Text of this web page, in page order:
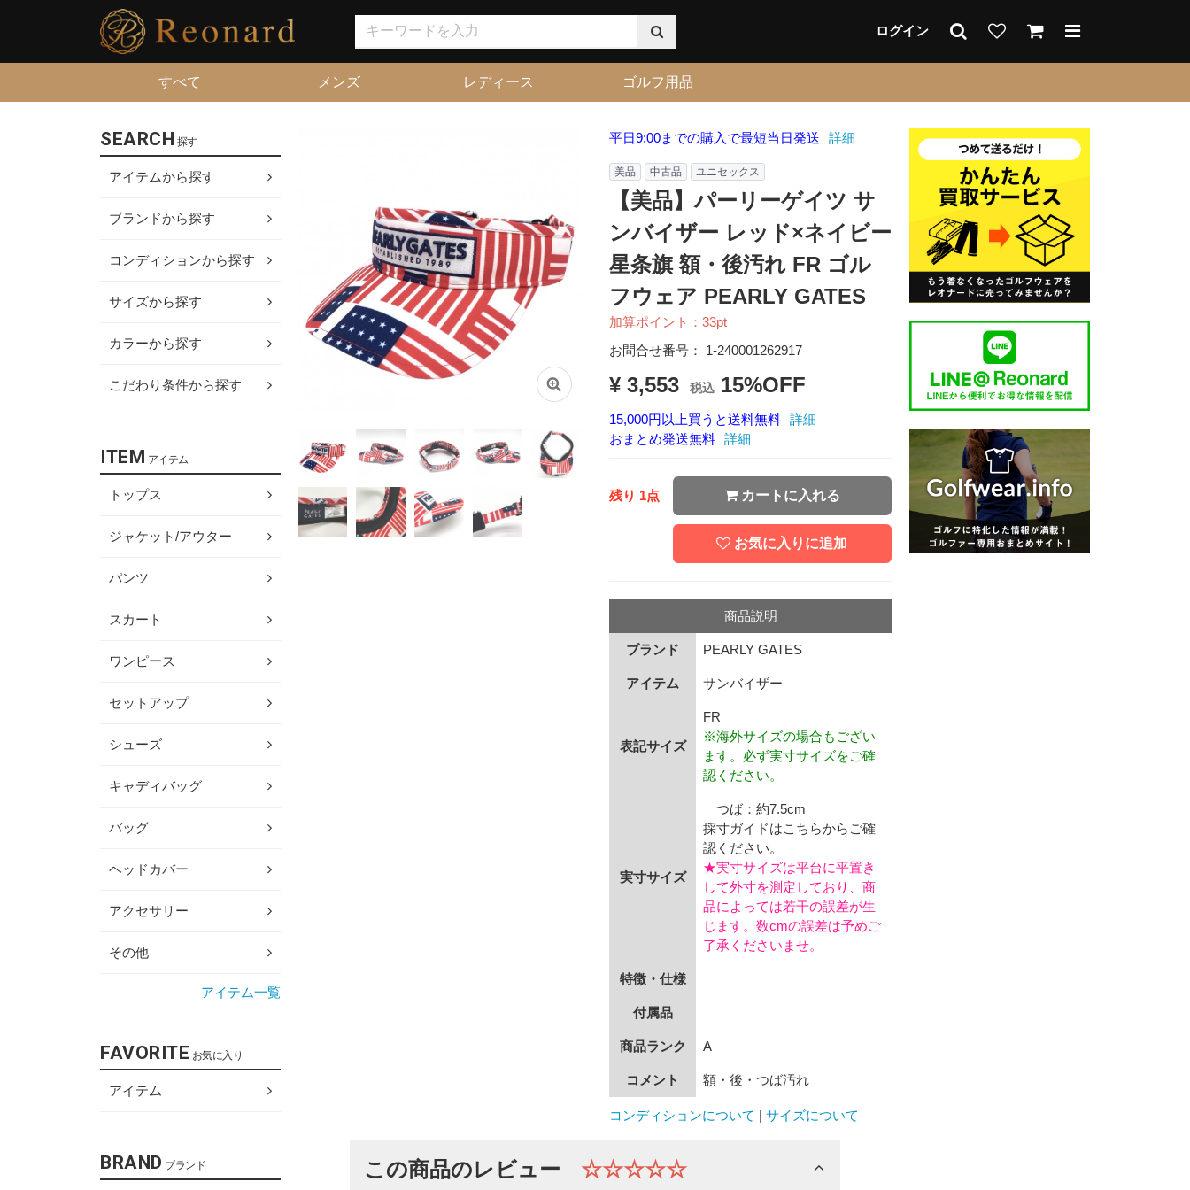
ログイン
すべて メンズ レディース ゴルフ用品
平日9:00までの購入で最短当日発送 詳細
美品 中古品 ユニセックス
【美品】パーリーゲイツ サ
ンバイザー レッド×ネイビー
星条旗 額・後汚れ FR ゴル
フウェア PEARLY GATES
加算ポイント： 33pt
お問合せ番号： 1-240001262917
¥ 3,553 税込 15%OFF
15,000円以上買うと送料無料 詳細
おまとめ発送無料 詳細
残り 1点 カートに入れる
お気に入りに追加
商品説明
ブランド PEARLY GATES
アイテム サンバイザー
表記サイズ
FR
※海外サイズの場合もござい
ます。必ず実寸サイズをご確
認ください。
実寸サイズ
つば：約7.5cm
採寸ガイドはこちらからご確
認ください。
★実寸サイズは平台に平置き
して外寸を測定しており、商
品によっては若干の誤差が生
じます。数cmの誤差は予めご
了承くださいませ。
特徴・仕様
付属品
商品ランク A
コメント 額・後・つば汚れ
コンディションについて | サイズについて
この商品のレビュー ☆☆☆☆☆
SEARCH 探す
アイテムから探す
ブランドから探す
コンディションから探す
サイズから探す
カラーから探す
こだわり条件から探す
ITEM アイテム
トップス
ジャケット/アウター
パンツ
スカート
ワンピース
セットアップ
シューズ
キャディバッグ
バッグ
ヘッドカバー
アクセサリー
その他
アイテム一覧
FAVORITE お気に入り
アイテム
BRAND ブランド